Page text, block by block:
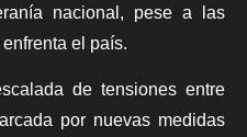
nacional, pese a las
el país.
de tensiones entre
por nuevas medidas